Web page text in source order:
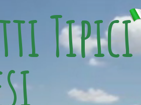
Tipici